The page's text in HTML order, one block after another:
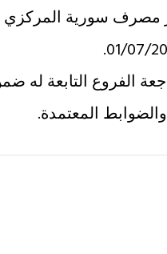
مصرف سورية المركزي
الفروع التابعة له
المعتمدة.